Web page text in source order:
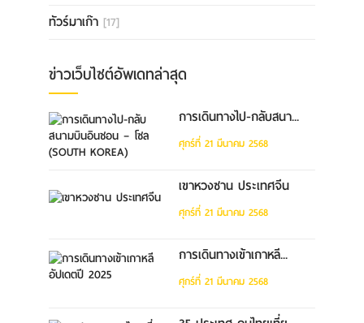
ทัวร์มาเก๊า [17]
ข่าวเว็บไซต์อัพเดทล่าสุด
การเดินทางไป-กลับสนา...
ศุกร์ที่ 21 มีนาคม 2568
เขาหวงซาน ประเทศจีน
ศุกร์ที่ 21 มีนาคม 2568
การเดินทางเข้าเกาหลี...
ศุกร์ที่ 21 มีนาคม 2568